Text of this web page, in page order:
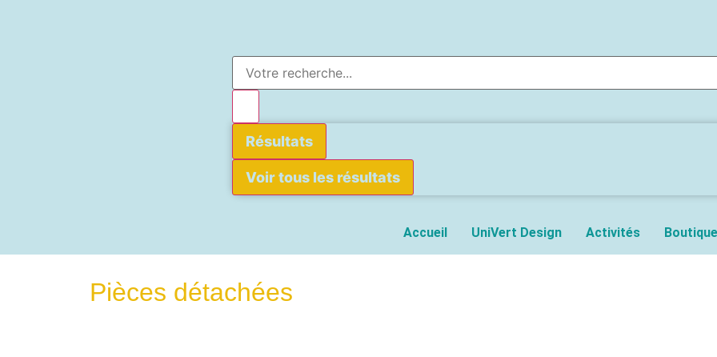
Résultats
Voir tous les résultats
Accueil UniVert Design Activités Boutique
Pièces détachées